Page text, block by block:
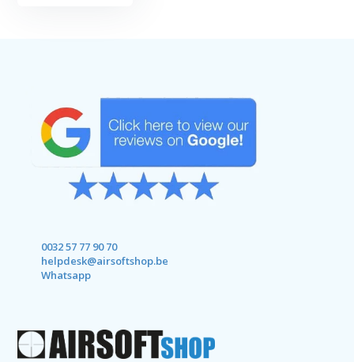
0032 57 77 90 70
helpdesk@airsoftshop.be
Whatsapp